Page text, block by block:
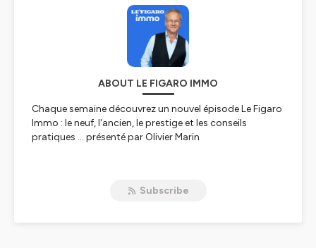
ABOUT LE FIGARO IMMO
Chaque semaine découvrez un nouvel épisode Le Figaro
Immo : le neuf, l'ancien, le prestige et les conseils
pratiques ... présenté par Olivier Marin
Subscribe